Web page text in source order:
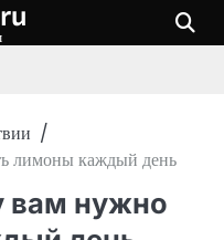
лимоны каждый день
вам нужно